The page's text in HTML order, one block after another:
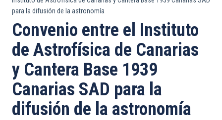
enlaces
de
ayuda
a
la
navegación
para la difusión de la astronomía
Convenio entre el Instituto
de Astrofísica de Canarias
y Cantera Base 1939
Canarias SAD para la
difusión de la astronomía